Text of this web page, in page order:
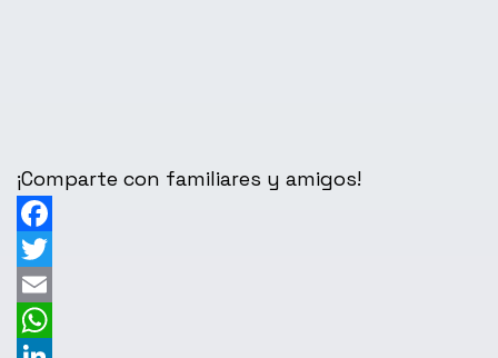
¡Comparte con familiares y amigos!
Facebook
Twitter
Email